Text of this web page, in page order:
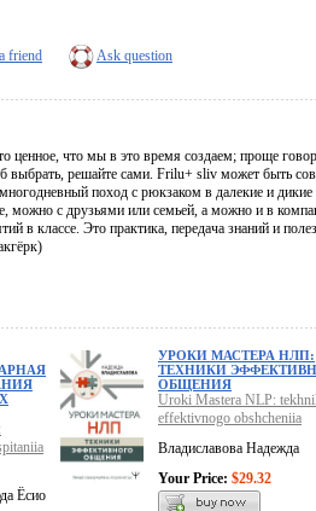
friend Ask question
ценное, что мы в это время создаем; проще
выбрать, решайте сами. Frilu+ sliv может быть
поход с рюкзаком в далекие и дикие
можно с друзьями или семьей, а можно и в
в классе. Это практика, передача знаний и
Ёсио
УРОКИ МАСТЕРА НЛП:
ТЕХНИКИ
ОБЩЕНИЯ
Uroki Mastera NLP:
effektivnogo obshcheniia
Владиславова Надежда
Your Price: $29.32